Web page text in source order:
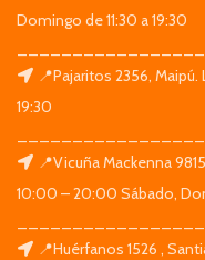
Domingo de 11:30 a 19:30
📍Pajaritos 2356, Maipú.
19:30
📍Vicuña Mackenna
10:00 – 20:00 Sábado,
📍Huérfanos 1526 ,